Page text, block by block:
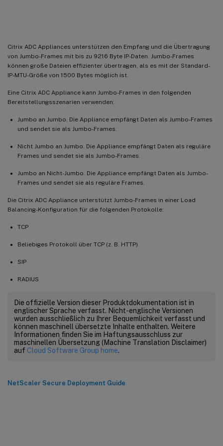
Citrix ADC Appliances unterstützen den Empfang und die Übertragung
von Jumbo-Frames mit bis zu 9216 Byte IP-Daten. Jumbo-Frames
können große Dateien effizienter übertragen, als es mit der Standard-
IP-MTU-Größe von 1500 Bytes möglich ist.
Eine Citrix ADC Appliance kann Jumbo-Frames in den folgenden
Bereitstellungsszenarien verwenden:
Jumbo an Jumbo. Die Appliance empfängt Daten als Jumbo-Frames
und sendet sie als Jumbo-Frames.
Nicht Jumbo an Jumbo. Die Appliance empfängt Daten als reguläre
Frames und sendet sie als Jumbo-Frames.
Jumbo an Nicht-Jumbo. Die Appliance empfängt Daten als Jumbo-
Frames und sendet sie als reguläre Frames.
Die Citrix ADC Appliance unterstützt Jumbo-Frames in einer Load
Balancing-Konfiguration für die folgenden Protokolle:
TCP
Beliebiges Protokoll über TCP (z. B. HTTP)
SIP
RADIUS
Die offizielle Version dieser Produktdokumentation ist in
englischer Sprache verfasst. Nicht-englische Versionen
wurden ausschließlich zu Ihrer Bequemlichkeit verfasst und
können maschinell übersetzte Inhalte enthalten. Weitere
Informationen finden Sie im Haftungsausschluss zur
maschinellen Übersetzung (Machine Translation Disclaimer)
auf Cloud Software Group home.
NetScaler Secure Deployment Guide